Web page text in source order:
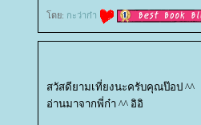
ดย: กะว่าก๋า
สวัสดียามเที่ยงนะครับคุณป๊อป ^^
อ่านมาจากพี่ก๋า ^^ อิอิ